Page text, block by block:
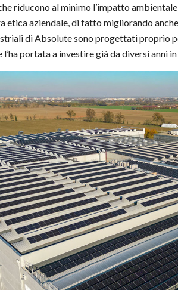
riducono al minimo l’impatto
etica aziendale, di fatto migliorando
di Absolute sono progettati proprio
portata a investire già da diversi anni